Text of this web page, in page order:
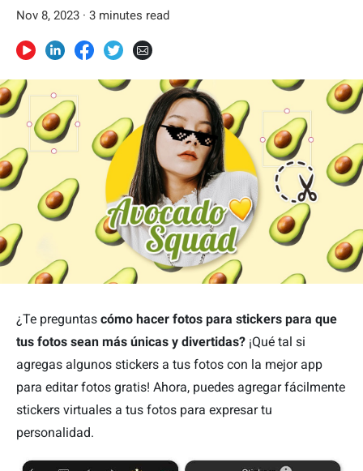
Nov 8, 2023 · 3 minutes read
¿Te preguntas cómo hacer fotos para stickers para que
tus fotos sean más únicas y divertidas? ¡Qué tal si
agregas algunos stickers a tus fotos con la mejor app
para editar fotos gratis! Ahora, puedes agregar fácilmente
stickers virtuales a tus fotos para expresar tu
personalidad.